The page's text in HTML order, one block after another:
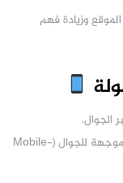
وزيادة فهم
أصبح يعتمد بشكل أساسي على الفهرسة الموجهة للجوال (Mobile-